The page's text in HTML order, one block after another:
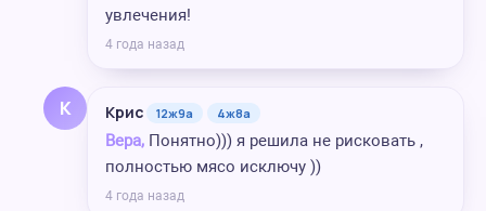
увлечения!
4 года назад
К Крис 12ж9а 4ж8а
Вера, Понятно))) я решила не рисковать ,
полностью мясо исключу ))
4 года назад